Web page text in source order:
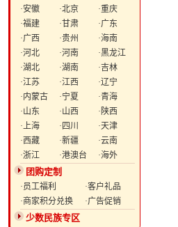
·安徽 ·北京
·重庆
·福建
·甘肃
·广东
·广西
·贵州
·海南
·河北
·河南
·黑龙江
·湖北
·湖南
·吉林
·江苏
·江西
·辽宁
·内蒙古
·宁夏
·青海
·山东
·山西
·陕西
·上海
·四川
·天津
·西藏
·新疆
·云南
·浙江
·港澳台 ·海外
团购定制
·员工福利
·客户礼品
·商家积分兑换
·广告促销
少数民族专区